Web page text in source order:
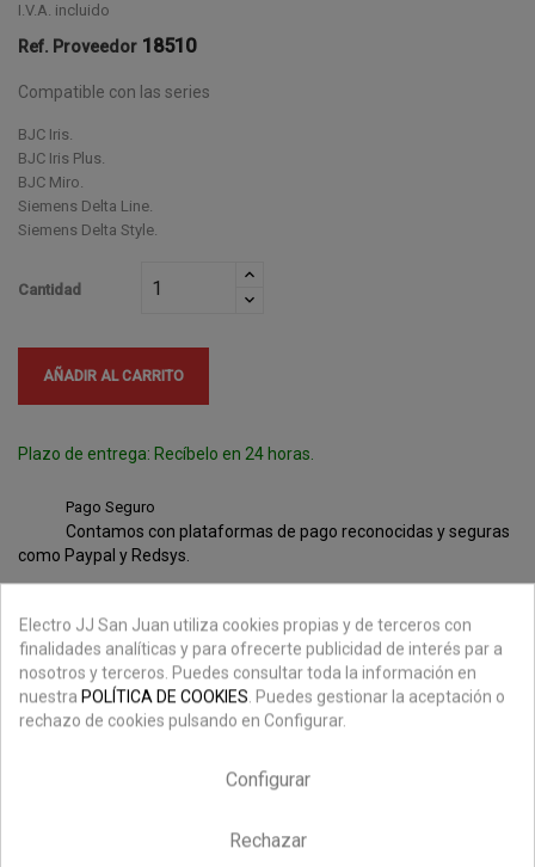
I.V.A. incluido
Ref. Proveedor 18510
Compatible con las series
BJC Iris.
BJC Iris Plus.
BJC Miro.
Siemens Delta Line.
Siemens Delta Style.
Cantidad
AÑADIR AL CARRITO
Plazo de entrega: Recíbelo en 24 horas.
Pago Seguro
Contamos con plataformas de pago reconocidas y seguras
como Paypal y Redsys.
Envíos gratuitos en pedidos superiores de 199€.
Descripción
Detalles Del Producto
Electro JJ San Juan utiliza cookies propias y de terceros con
finalidades analíticas y para ofrecerte publicidad de interés par a
nosotros y terceros. Puedes consultar toda la información en
nuestra POLÍTICA DE COOKIES. Puedes gestionar la aceptación o
rechazo de cookies pulsando en Configurar.
Configurar
Rechazar